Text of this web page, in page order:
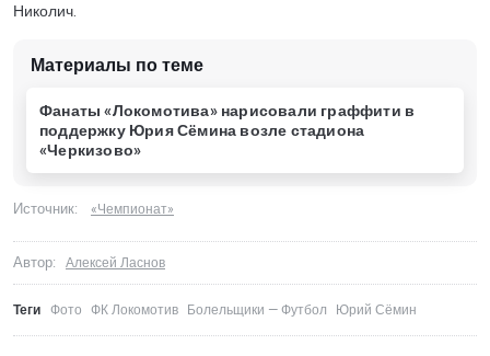
Николич.
Материалы по теме
Фанаты «Локомотива» нарисовали граффити в
поддержку Юрия Сёмина возле стадиона
«Черкизово»
Источник: «Чемпионат»
Автор: Алексей Ласнов
Теги Фото ФК Локомотив Болельщики — Футбол Юрий Сёмин